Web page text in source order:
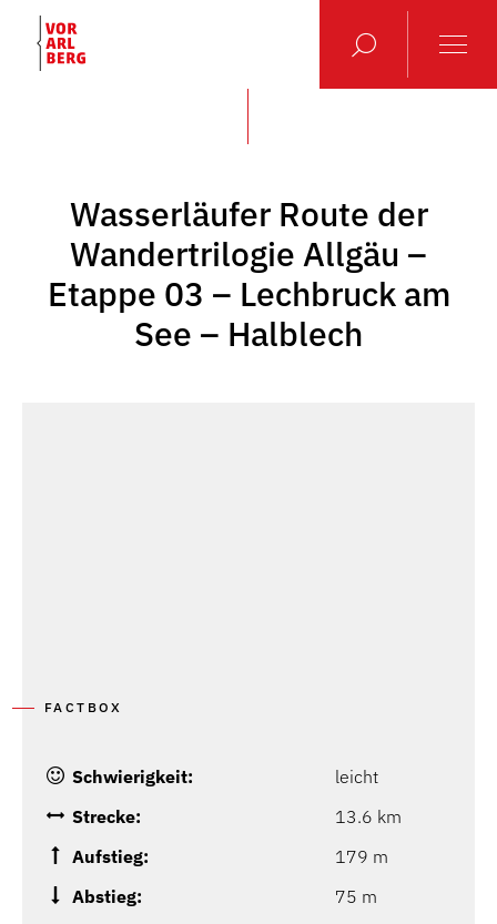
Wasserläufer Route der
Wandertrilogie Allgäu –
Etappe 03 – Lechbruck am
See – Halblech
FACTBOX
Schwierigkeit:
leicht
Strecke:
13.6 km
Aufstieg:
179 m
Abstieg:
75 m